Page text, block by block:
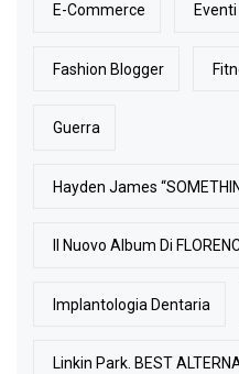
E-Commerce Eventi
Fashion Blogger
Guerra
Hayden James
Il Nuovo Album Di
Implantologia Dentaria
Linkin Park. BEST